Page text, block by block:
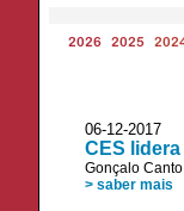
2026 2025
06-12-
CES
Gonçalo
> saber mais